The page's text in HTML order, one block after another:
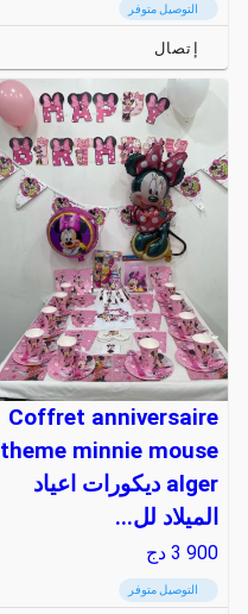
التوصيل متوفر
إتصال
Coffret anniversaire
theme minnie mouse
alger ديكورات اعياد
الميلاد لل...
3 900 دج
التوصيل متوفر